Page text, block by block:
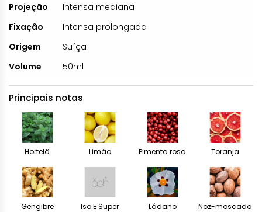
Projeção
Intensa mediana
Fixação
Intensa prolongada
Origem
Suíça
Volume
50ml
Principais notas
Hortelã Limão Pimenta rosa Toranja
Gengibre Iso E Super Ládano Noz-moscada